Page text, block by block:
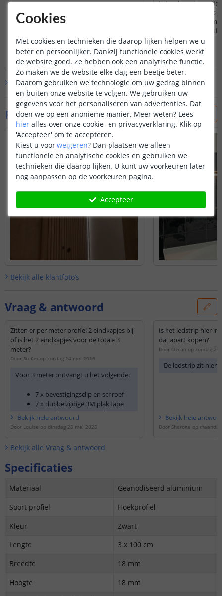
Lees hele review
Gunther|5 mei 2025
Let wel op, de
van een meter. Dus
zagen en in delen
enkel probleem,
dat je het maar weet
Lees hele review
Sander|10 april 2024
Bekijk alle 8 reviews
Foto's van klanten
Bekijk alle klantfoto’s
Vraag & antwoord
Zitten er per meter profiel 2 eindkapjes bij
of is het 2 eindkapjes voor de totale 3
meter?
Door Stefan op zondag 24 mei 2026
Voor 3 meter ontvangt u het volgende:
7 x bevestigingsclip en schroef
7 x dubbelzijdige 3M plak tape
2x eindkapje (1 voor iedere
zijkant van het profiel)
Bekijk hele antwoord
Door Louise op dinsdag 26 mei 2026
Is het ledstrip hier
dat apart kopen?
Door Ozcan op zondag 26
De ledstrip zit hier
Bekijk hele
Door Sharona op
Bekijk alle Vraag & antwoord
Specificaties
Materiaal
Geanodiseerd aluminium
Soort profiel
Hoekprofiel
Kleur
Zwart
Lengte
3 x 100 cm
Breedte
18 mm
Hoogte
18 mm
Cookies
Met cookies en technieken die daarop lijken helpen we u
beter en persoonlijker. Dankzij functionele cookies werkt
de website goed. Ze hebben ook een analytische functie.
Zo maken we de website elke dag een beetje beter.
Daarom gebruiken we technologie om uw gedrag binnen
en buiten onze website te volgen. We gebruiken uw
gegevens voor het personaliseren van advertenties. Dat
doen we op een anonieme manier. Meer weten? Lees
hier alles over onze cookie- en privacyverklaring. Klik op
'Accepteer' om te accepteren.
Kiest u voor weigeren? Dan plaatsen we alleen
functionele en analytische cookies en gebruiken we
technieken die daarop lijken. U kunt uw voorkeuren later
nog aanpassen op de voorkeuren pagina.
Accepteer